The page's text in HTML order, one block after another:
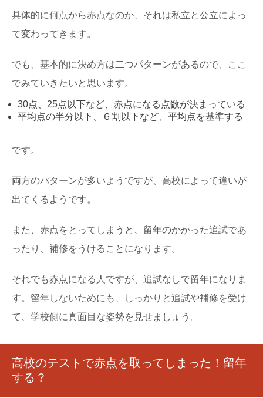
推薦入試の面接ではどんな服装を心がけたらいいのでしょ
大学に行かないと後悔する？後悔しない進路
選びと考え方
高校２年頃から徐々に卒業後の進路について考えいきます
具体的に何点から赤点なのか、それは私立と公立によっ
て変わってきます。
でも、基本的に決め方は二つパターンがあるので、ここ
でみていきたいと思います。
30点、25点以下など、赤点になる点数が決まっている
平均点の半分以下、６割以下など、平均点を基準する
です。
両方のパターンが多いようですが、高校によって違いが
出てくるようです。
また、赤点をとってしまうと、留年のかかった追試であ
ったり、補修をうけることになります。
それでも赤点になる人ですが、追試なしで留年になりま
す。留年しないためにも、しっかりと追試や補修を受け
て、学校側に真面目な姿勢を見せましょう。
高校のテストで赤点を取ってしまった！留年
する？